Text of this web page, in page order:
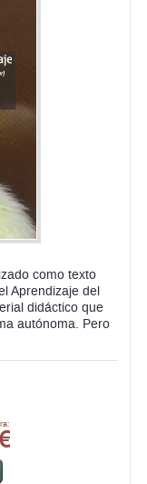
como texto
Aprendizaje del
didáctico que
autónoma. Pero